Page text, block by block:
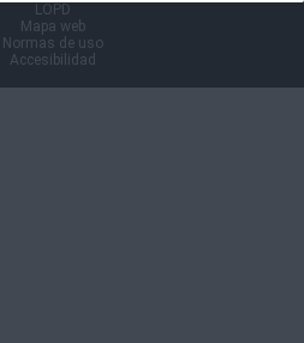
LOPD
Mapa web
Normas de uso
Accesibilidad